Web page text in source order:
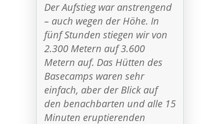
Der Aufstieg war anstrengend
– auch wegen der Höhe. In
fünf Stunden stiegen wir von
2.300 Metern auf 3.600
Metern auf. Das Hütten des
Basecamps waren sehr
einfach, aber der Blick auf
den benachbarten und alle 15
Minuten eruptierenden